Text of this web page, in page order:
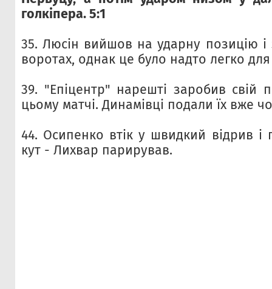
голкіпера. 5:1
35. Люсін вийшов на ударну позицію і
воротах, однак це було надто легко
39. "Епіцентр" нарешті заробив свій
цьому матчі. Динамівці подали їх вже
44. Осипенко втік у швидкий відрив і
кут - Лихвар парирував.